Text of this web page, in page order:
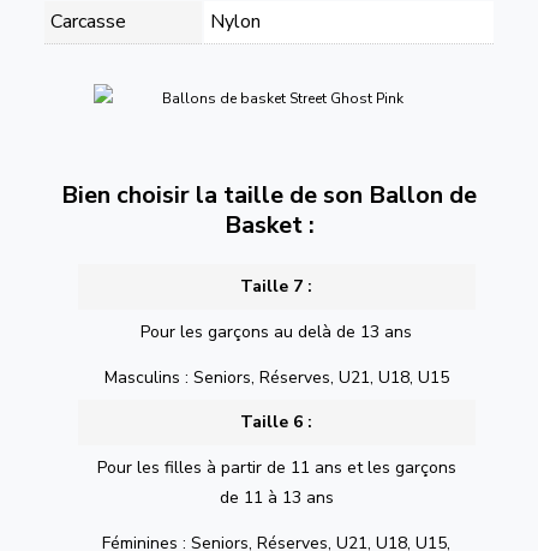
Carcasse
Nylon
Bien choisir la taille de son Ballon de
Basket :
Taille 7 :
Pour les garçons au delà de 13 ans
Masculins : Seniors, Réserves, U21, U18, U15
Taille 6 :
Pour les filles à partir de 11 ans et les garçons
de 11 à 13 ans
Féminines : Seniors, Réserves, U21, U18, U15,